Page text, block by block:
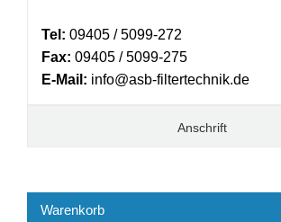
Tel: 09405 / 5099-272
Fax: 09405 / 5099-275
E-Mail: info@asb-filtertechnik.de
Anschrift
Warenkorb